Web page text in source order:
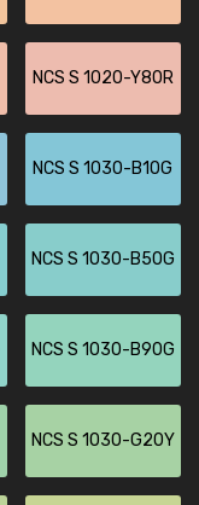
NCS S 1020-Y80R
NCS S 1030-B10G
NCS S 1030-B50G
NCS S 1030-B90G
NCS S 1030-G20Y